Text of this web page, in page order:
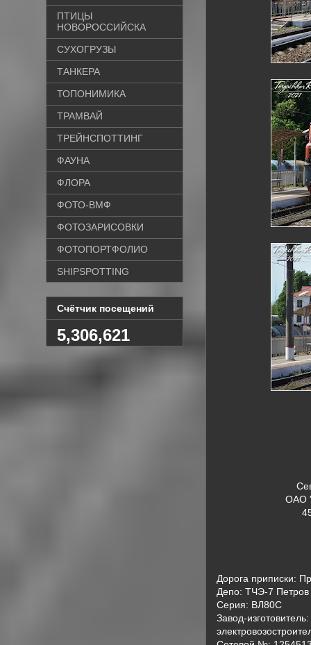
ОАО
Дорога приписки:
Депо: ТЧЭ-7
Серия: ВЛ80С
Завод-
ПТИЦЫ
НОВОРОССИЙСКА
СУХОГРУЗЫ
ТАНКЕРА
ТОПОНИМИКА
ТРАМВАЙ
ТРЕЙНСПОТТИНГ
ФАУНА
ФЛОРА
ФОТО-ВМФ
ФОТОЗАРИСОВКИ
ФОТОПОРТФОЛИО
SHIPSPOTTING
Счётчик посещений
5,306,621